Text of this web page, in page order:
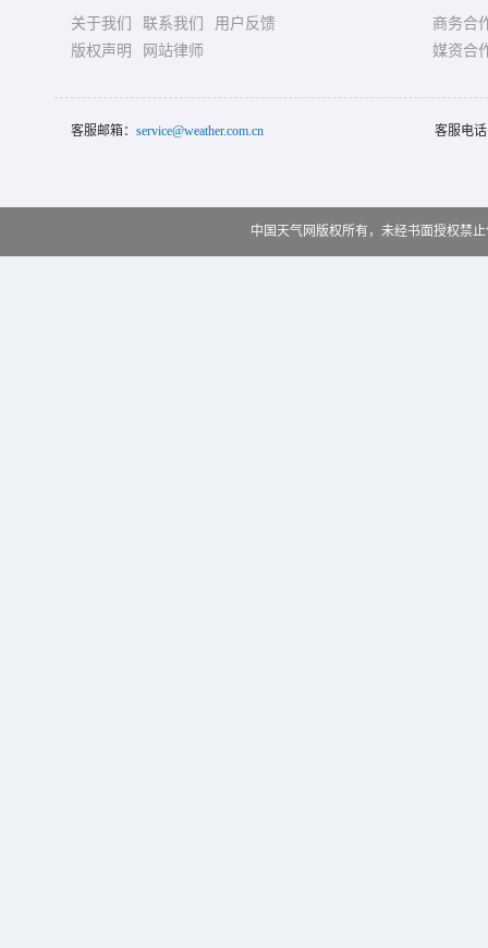
关于我们 联系我们
用户反馈
版权声明
网站律师
商务合
媒资合
客服邮箱： service@weather.com.cn 客服电
中国天气网版权所有，未经书面授权